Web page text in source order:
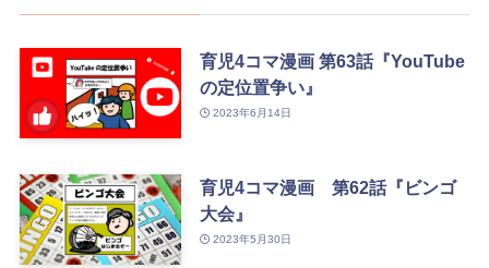
育児4コマ漫画 第63話『YouTube
の定位置争い』
2023年6月14日
育児4コマ漫画 第62話『ビンゴ
大会』
2023年5月30日